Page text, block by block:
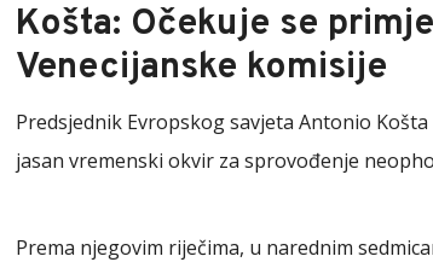
Košta: Očekuje se
Venecijanske komisije
Predsjednik Evropskog savjeta Antonio
jasan vremenski okvir za sprovođenje
Prema njegovim riječima, u narednim